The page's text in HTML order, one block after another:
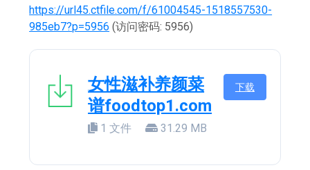
https://url45.ctfile.com/f/61004545-1518557530-
985eb7?p=5956 (访问密码: 5956)
女性滋补养颜菜
谱foodtop1.com
1 文件 31.29 MB
下载